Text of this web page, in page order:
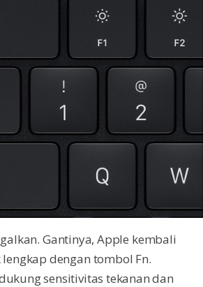
Gantinya, Apple kembali
dengan tombol Fn.
sensitivitas tekanan dan